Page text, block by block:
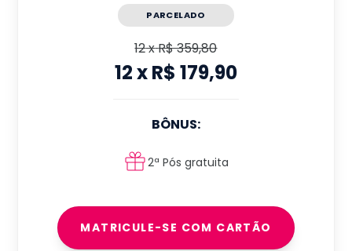
PARCELADO
12xR$ 359,80
12xR$ 179,90
BÔNUS:
2ª Pós gratuita
MATRICULE-SE COM CARTÃO